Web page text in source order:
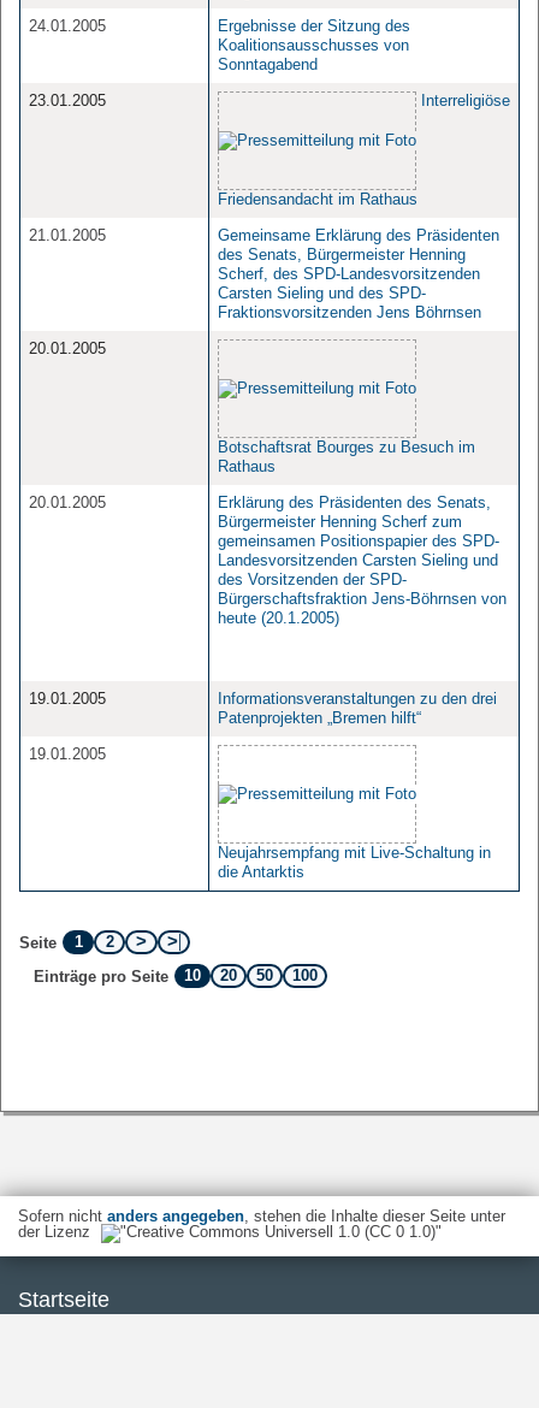
24.01.2005
Ergebnisse der Sitzung des
Koalitionsausschusses von
Sonntagabend
23.01.2005
Interreligiöse
Friedensandacht im Rathaus
21.01.2005
Gemeinsame Erklärung des Präsidenten
des Senats, Bürgermeister Henning
Scherf, des SPD-Landesvorsitzenden
Carsten Sieling und des SPD-
Fraktionsvorsitzenden Jens Böhrnsen
20.01.2005
Botschaftsrat Bourges zu Besuch im
Rathaus
20.01.2005
Erklärung des Präsidenten des Senats,
Bürgermeister Henning Scherf zum
gemeinsamen Positionspapier des SPD-
Landesvorsitzenden Carsten Sieling und
des Vorsitzenden der SPD-
Bürgerschaftsfraktion Jens-Böhrnsen von
heute (20.1.2005)
19.01.2005
Informationsveranstaltungen zu den drei
Patenprojekten „Bremen hilft“
19.01.2005
Neujahrsempfang mit Live-Schaltung in
die Antarktis
Seite 1
2
Einträge pro Seite
10 20 50 100
Sofern nicht anders angegeben, stehen die Inhalte dieser Seite unter
der Lizenz
Startseite